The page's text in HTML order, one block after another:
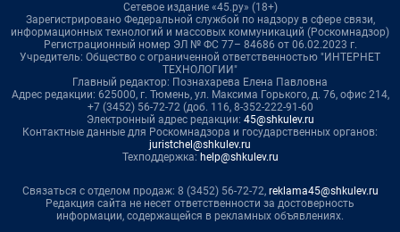
Сетевое издание «45.ру» (18+)
Зарегистрировано Федеральной службой по надзору в сфере связи,
информационных технологий и массовых коммуникаций (Роскомнадзор)
Регистрационный номер ЭЛ № ФС 77– 84686 от 06.02.2023 г.
Учредитель: Общество с ограниченной ответственностью "ИНТЕРНЕТ
ТЕХНОЛОГИИ"
Главный редактор: Познахарева Елена Павловна
Адрес редакции: 625000, г. Тюмень, ул. Максима Горького, д. 76, офис 214,
+7 (3452) 56-72-72 (доб. 116, 8-352-222-91-60
Электронный адрес редакции: 45@shkulev.ru
Контактные данные для Роскомнадзора и государственных органов:
juristchel@shkulev.ru
Техподдержка: help@shkulev.ru
Связаться с отделом продаж: 8 (3452) 56-72-72, reklama45@shkulev.ru
Редакция сайта не несет ответственности за достоверность
информации, содержащейся в рекламных объявлениях.